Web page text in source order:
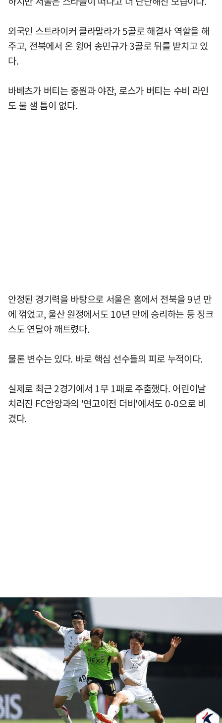
외국인 스트라이커 클라말라가 5골로 해결사 역할을 해
주고, 전북에서 온 윙어 송민규가 3골로 뒤를 받치고 있
다.
바베츠가 버티는 중원과 야잔, 로스가 버티는 수비 라인
도 물 샐 틈이 없다.
안정된 경기력을 바탕으로 서울은 홈에서 전북을 9년 만
에 꺾었고, 울산 원정에서도 10년 만에 승리하는 등 징크
스도 연달아 깨트렸다.
물론 변수는 있다. 바로 핵심 선수들의 피로 누적이다.
실제로 최근 2경기에서 1무 1패로 주춤했다. 어린이날
치러진 FC안양과의 '연고이전 더비'에서도 0-0으로 비
겼다.